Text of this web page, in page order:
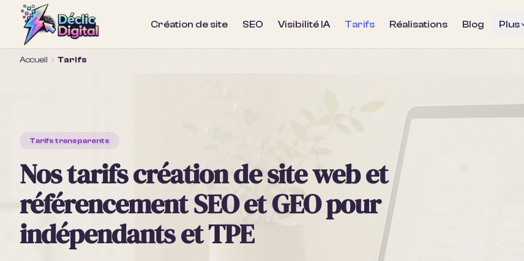
Création de site SEO Visibilité IA Tarifs Réalisations Blog Plus
Accueil Tarifs
Tarifs transparents
Nos tarifs création de site web et
référencement SEO et GEO pour
indépendants et TPE